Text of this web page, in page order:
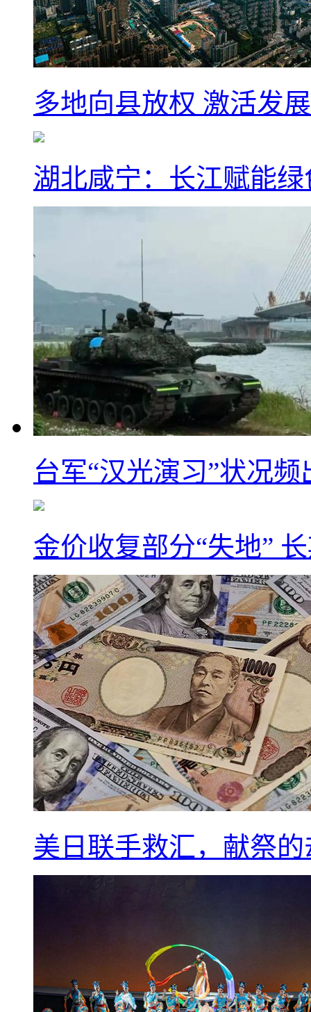
多地向县放权 激活发
湖北咸宁：长江赋能
台军“汉光演习”状况
金价收复部分“失地”
美日联手救汇，献祭